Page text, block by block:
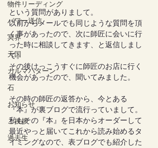
物件リーディング
パワー送信
冥界
天国
カルマパターン
石
お知らせ
ご挨拶
過去生
という質問がありまして。
以前からメールでも同じような質問を頂
く事があったので、次に師匠に会いに行
った時に相談してきます、と返信しまし
て。
その後けっこうすぐに師匠のお店に行く
機会があったので、聞いてみました。
その時の師匠の返答から、今とある
『本』が裏ブログで流行っていまして。
私もその『本』を日本からオーダーして
最近やっと届いてこれから読み始めるタ
イミングなので、表ブログでも紹介した